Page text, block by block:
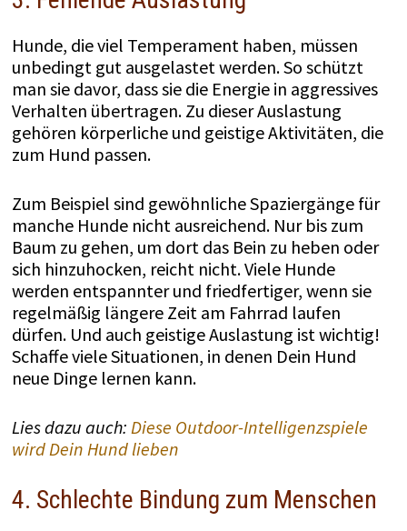
Hunde, die viel Temperament haben, müssen
unbedingt gut ausgelastet werden. So schützt
man sie davor, dass sie die Energie in aggressives
Verhalten übertragen. Zu dieser Auslastung
gehören körperliche und geistige Aktivitäten, die
zum Hund passen.
Zum Beispiel sind gewöhnliche Spaziergänge für
manche Hunde nicht ausreichend. Nur bis zum
Baum zu gehen, um dort das Bein zu heben oder
sich hinzuhocken, reicht nicht. Viele Hunde
werden entspannter und friedfertiger, wenn sie
regelmäßig längere Zeit am Fahrrad laufen
dürfen. Und auch geistige Auslastung ist wichtig!
Schaffe viele Situationen, in denen Dein Hund
neue Dinge lernen kann.
Lies dazu auch: Diese Outdoor-Intelligenzspiele
wird Dein Hund lieben
4. Schlechte Bindung zum Menschen